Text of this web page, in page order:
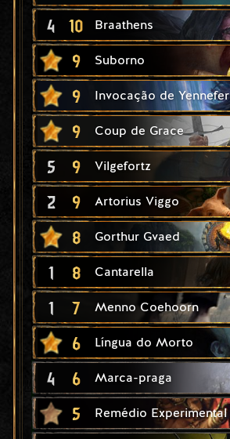
4 10 Braathens
9 Suborno
9 Invocação de Yennefer
9 Coup de Grace
5 9 Vilgefortz
2 9 Artorius Viggo
8 Gorthur Gvaed
1 8 Cantarella
1 7 Menno Coehoorn
6 Língua do Morto
4 6 Marca-praga
5 Remédio Experimental